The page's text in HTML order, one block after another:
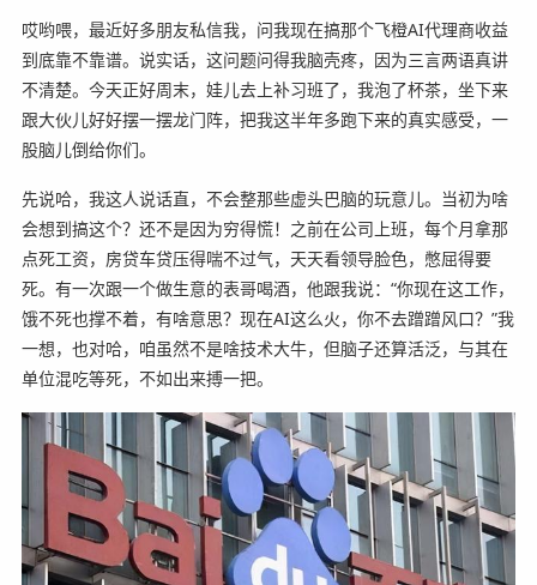
哎哟喂，最近好多朋友私信我，问我现在搞那个飞橙AI代理商收益
到底靠不靠谱。说实话，这问题问得我脑壳疼，因为三言两语真讲
不清楚。今天正好周末，娃儿去上补习班了，我泡了杯茶，坐下来
跟大伙儿好好摆一摆龙门阵，把我这半年多跑下来的真实感受，一
股脑儿倒给你们。
先说哈，我这人说话直，不会整那些虚头巴脑的玩意儿。当初为啥
会想到搞这个？还不是因为穷得慌！之前在公司上班，每个月拿那
点死工资，房贷车贷压得喘不过气，天天看领导脸色，憋屈得要
死。有一次跟一个做生意的表哥喝酒，他跟我说：“你现在这工作，
饿不死也撑不着，有啥意思？现在AI这么火，你不去蹭蹭风口？”我
一想，也对哈，咱虽然不是啥技术大牛，但脑子还算活泛，与其在
单位混吃等死，不如出来搏一把。